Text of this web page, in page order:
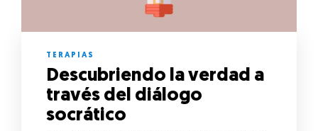
TERAPIAS
Descubriendo la verdad a
través del diálogo
socrático